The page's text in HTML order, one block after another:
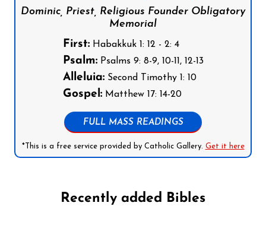
Dominic, Priest, Religious Founder Obligatory
Memorial
First:Habakkuk 1: 12 - 2: 4
Psalm:Psalms 9: 8-9, 10-11, 12-13
Alleluia:Second Timothy 1: 10
Gospel:Matthew 17: 14-20
FULL MASS READINGS
*This is a free service provided by Catholic Gallery. Get it here
Recently added Bibles